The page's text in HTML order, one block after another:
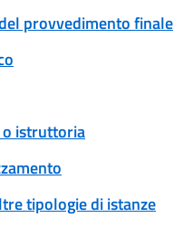
provvedimento finale
o istruttoria
tipologie di istanze